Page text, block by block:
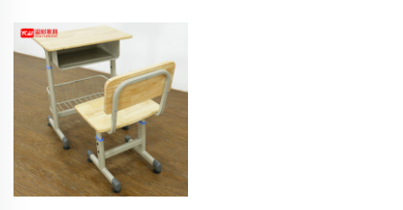
ມັດທະຍົມ ຕູ້ປັບໄດ້ ເຊັດເກົ້າອີ້